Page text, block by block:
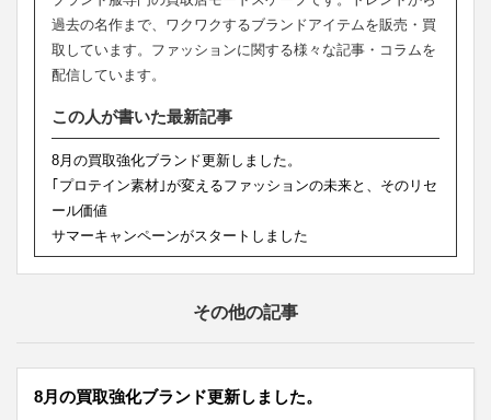
過去の名作まで、ワクワクするブランドアイテムを販売・買
取しています。ファッションに関する様々な記事・コラムを
配信しています。
この人が書いた最新記事
8月の買取強化ブランド更新しました。
｢プロテイン素材｣が変えるファッションの未来と、そのリセ
ール価値
サマーキャンペーンがスタートしました
その他の記事
8月の買取強化ブランド更新しました。